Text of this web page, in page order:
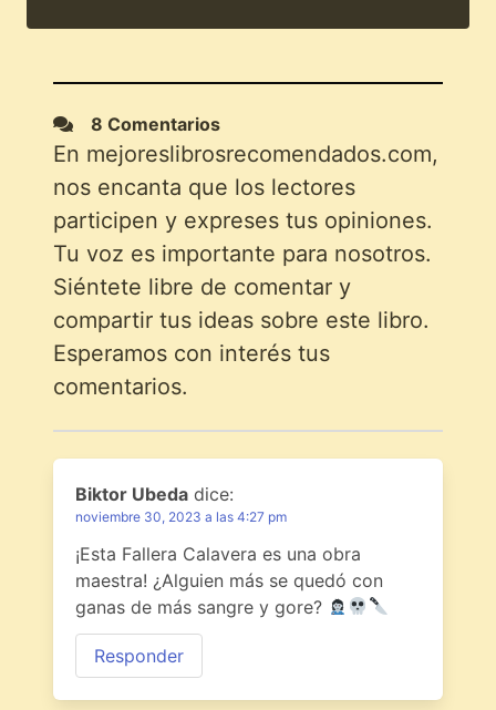
8 Comentarios
En mejoreslibrosrecomendados.com,
nos encanta que los lectores
participen y expreses tus opiniones.
Tu voz es importante para nosotros.
Siéntete libre de comentar y
compartir tus ideas sobre este libro.
Esperamos con interés tus
comentarios.
Biktor Ubeda dice:
noviembre 30, 2023 a las 4:27 pm
¡Esta Fallera Calavera es una obra
maestra! ¿Alguien más se quedó con
ganas de más sangre y gore?
Responder